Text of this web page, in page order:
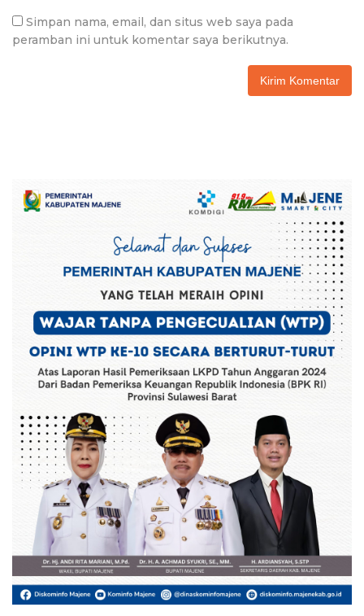
Simpan nama, email, dan situs web saya pada
peramban ini untuk komentar saya berikutnya.